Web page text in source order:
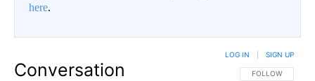
here.
Conversation FOLLOW THIS
FOLLOW
LOG IN SIGN UP